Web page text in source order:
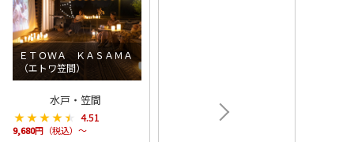
ＥＴＯＷＡ ＫＡＳＡＭＡ
（エトワ笠間）
水戸・笠間
★★★★★
★★★★★ 4.51
9,680円（税込）～